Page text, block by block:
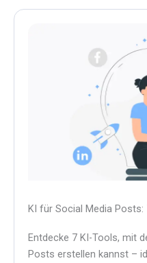
KI für Social Media
Entdecke 7 KI-Tools, mit
Posts erstellen kannst –